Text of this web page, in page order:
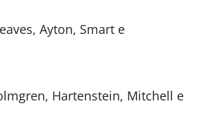
Ayton, Smart e
Hartenstein, Mitchell e